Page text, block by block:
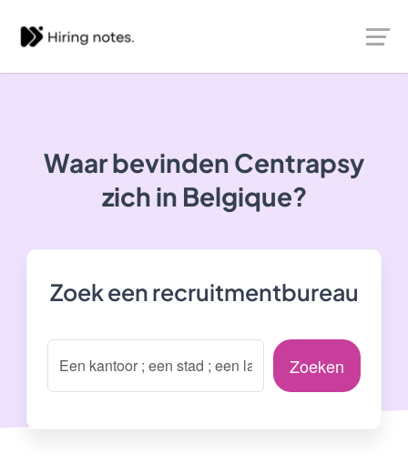
Waar bevinden Centrapsy
zich in Belgique?
Zoek een recruitmentbureau
Zoeken